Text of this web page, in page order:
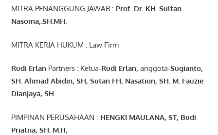
MITRA PENANGGUNG JAWAB : Prof. Dr. KH. Sultan
Nasoma,.SH.MH.
MITRA KERJA HUKUM : Law Firm
Rudi ErlanPartners : Ketua-Rudi Erlan, anggota-Sugianto,
SH. Ahmad Abidin, SH, SutanFH, Nasation, SH. M. Fauzie
Dianjaya, SH
PIMPINAN PERUSAHAAN : HENGKI MAULANA, ST, Budi
Priatna, SH . M.H,